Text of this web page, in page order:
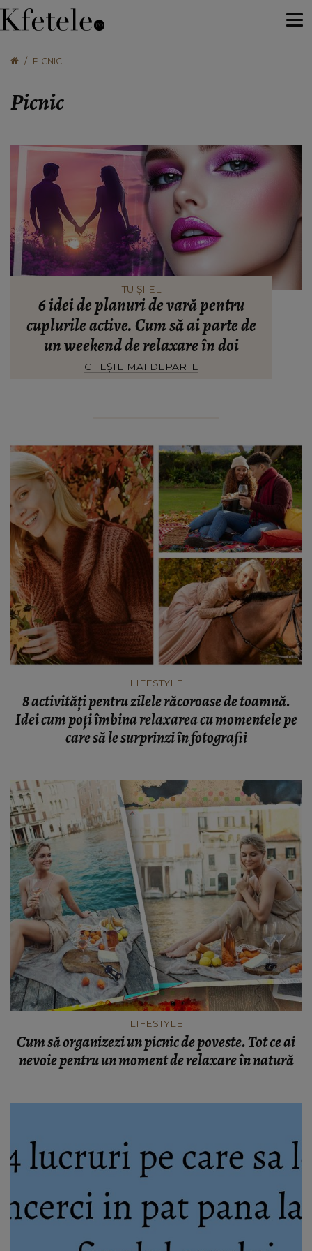
PICNIC
Picnic
TU ȘI EL
6 idei de planuri de vară pentru
cuplurile active. Cum să ai parte de
un weekend de relaxare în doi
CITEȘTE MAI DEPARTE
LIFESTYLE
8 activități pentru zilele răcoroase de toamnă.
Idei cum poți îmbina relaxarea cu momentele pe
care să le surprinzi în fotografii
LIFESTYLE
Cum să organizezi un picnic de poveste. Tot ce ai
nevoie pentru un moment de relaxare în natură